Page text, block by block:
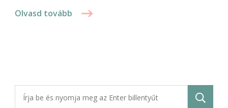
Olvasd tovább
Keresés: